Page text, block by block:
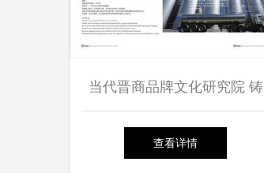
当代晋商品牌文化研究院 铸
就太原钢铁集团品牌形象新高
查看详情